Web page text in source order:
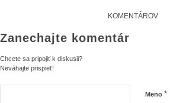
KOMENTÁROV
Zanechajte komentár
Chcete sa pripojiť k diskusii?
Neváhajte prispieť!
Meno *